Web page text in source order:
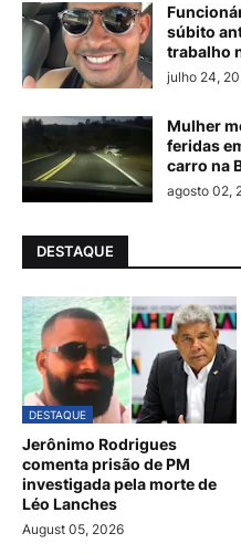
súbito
trabalho
julho 24,
Mulher
feridas
carro na
agosto 02,
DESTAQUE
DESTAQUE
Jerônimo Rodrigues
comenta prisão de PM
investigada pela morte de
Léo Lanches
August 05, 2026